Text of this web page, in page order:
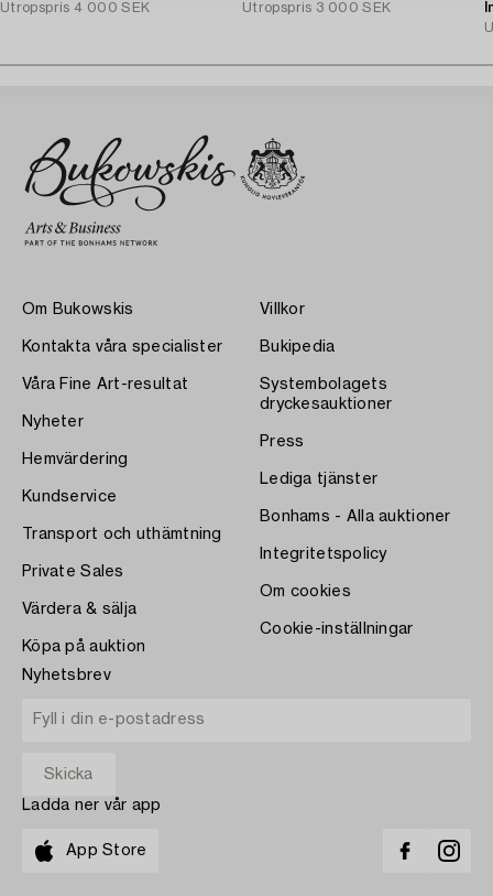
Utropspris 4 000 SEK
Utropspris 3 000 SEK
Om Bukowskis
Kontakta våra specialister
Våra Fine Art-resultat
Nyheter
Hemvärdering
Kundservice
Transport och uthämtning
Private Sales
Värdera & sälja
Köpa på auktion
Villkor
Bukipedia
Systembolagets
dryckesauktioner
Press
Lediga tjänster
Bonhams - Alla auktioner
Integritetspolicy
Om cookies
Cookie-inställningar
Nyhetsbrev
Ladda ner vår app
App Store